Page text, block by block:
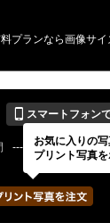
プランなら画像サイ
📱 スマートフォン
---
お気に入りの
プリント写真